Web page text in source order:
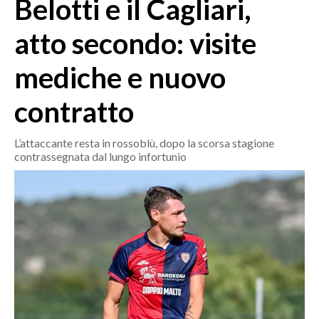
MEDIO CAMPIDANO
SASSARI E PROVINCIA
NUORO E PROVINCIA
OGLIASTRA
CRONACA
ECONOMIA
SERVIZI ALLE IMPRESE
Belotti e il Cagliari,
atto secondo: visite
mediche e nuovo
contratto
L’attaccante resta in rossoblù, dopo la scorsa stagione
contrassegnata dal lungo infortunio